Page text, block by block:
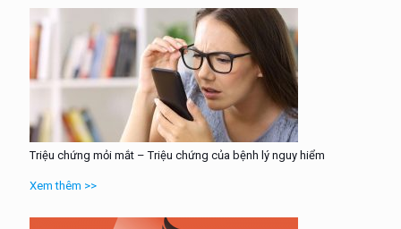
Triệu chứng mỏi mắt – Triệu chứng của bệnh lý nguy hiểm
Xem thêm >>